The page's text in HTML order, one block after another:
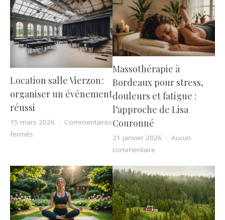
Location salle Vierzon :
organiser un événement
réussi
15 mars 2026
Commentaires
fermés sur Location salle Vierzon : organiser un événement réussi
Massothérapie à
Bordeaux pour stress,
douleurs et fatigue :
l’approche de Lisa
Couronné
21 janvier 2026
Aucun
commentaire